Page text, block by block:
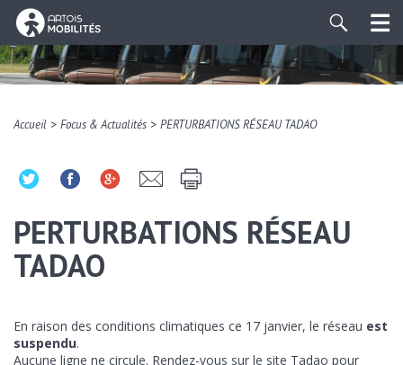
Accueil > Focus & Actualités > PERTURBATIONS RÉSEAU TADAO
PERTURBATIONS RÉSEAU
TADAO
En raison des conditions climatiques ce 17 janvier, le réseau est
suspendu.
Aucune ligne ne circule. Rendez-vous sur le site Tadao pour